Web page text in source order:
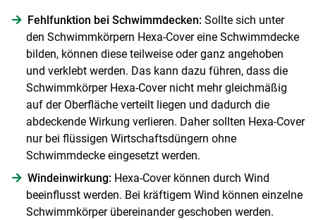
Fehlfunktion bei Schwimmdecken:Sollte sich unter
den Schwimmkörpern Hexa-Cover eine Schwimmdecke
bilden, können diese teilweise oder ganz angehoben
und verklebt werden. Das kann dazu führen, dass die
Schwimmkörper Hexa-Cover nicht mehr gleichmäßig
auf der Oberfläche verteilt liegen und dadurch die
abdeckende Wirkung verlieren. Daher sollten Hexa-Cover
nur bei flüssigen Wirtschaftsdüngern ohne
Schwimmdecke eingesetzt werden.
Windeinwirkung:Hexa-Cover können durch Wind
beeinflusst werden. Bei kräftigem Wind können einzelne
Schwimmkörper übereinander geschoben werden.